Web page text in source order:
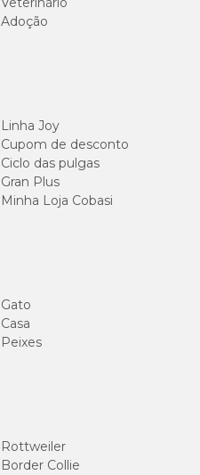
Adoção
Linha Joy
Cupom de desconto
Ciclo das pulgas
Gran Plus
Minha Loja Cobasi
Gato
Casa
Peixes
Rottweiler
Border Collie